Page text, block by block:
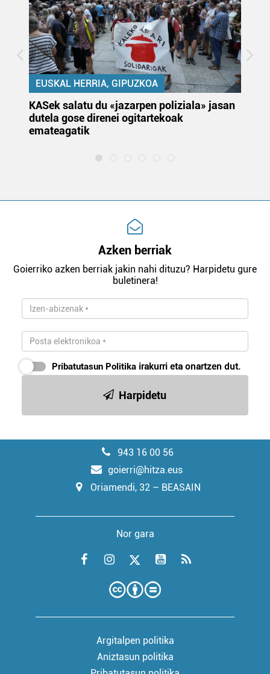
EUSKAL HERRIA, GIPUZKOA
KASek salatu du «jazarpen poliziala» jasan
dutela gose direnei ogitartekoak
emateagatik
Azken berriak
Goierriko azken berriak jakin nahi dituzu? Harpidetu gure
buletinera!
Pribatutasun Politika irakurri eta onartzen dut.
Harpidetu
943 16 00 56
goierri@hitza.eus
Oriamendi, 32 – BEASAIN
Nor gara
Argitalpen politika
Aniztasun politika